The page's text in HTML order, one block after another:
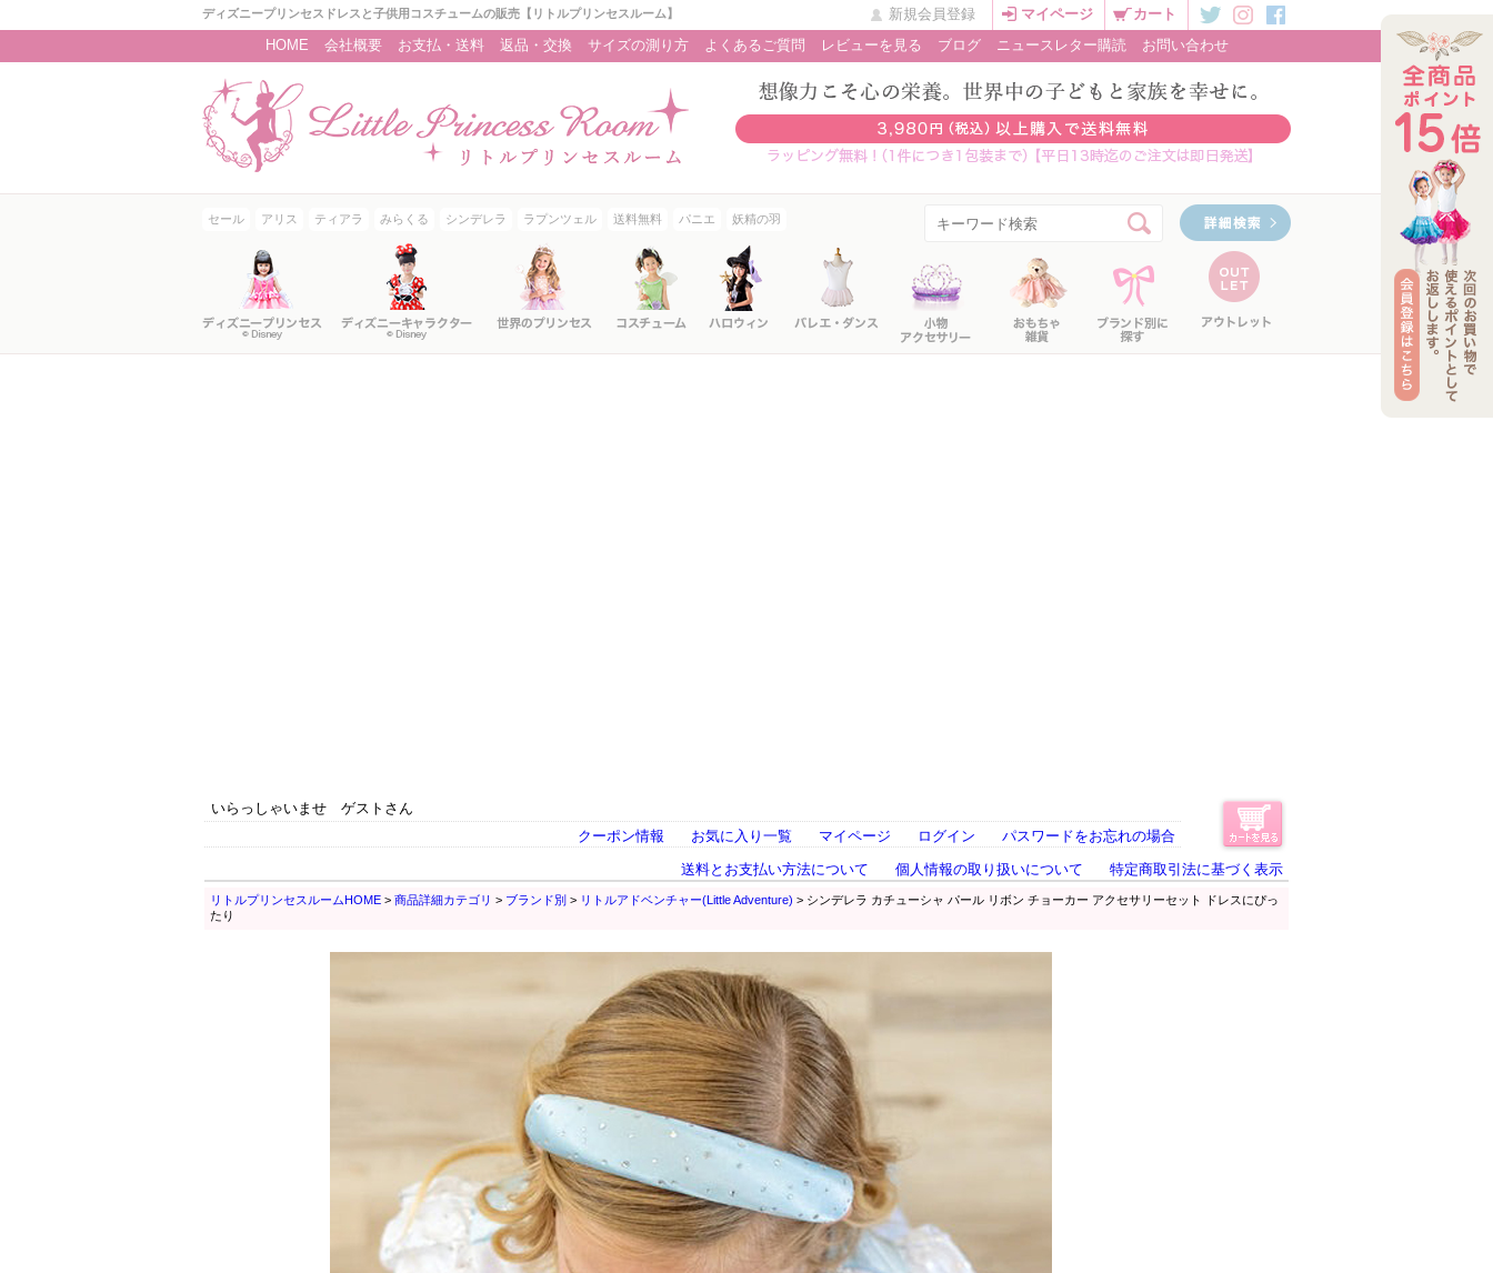
ディズニープリンセスドレスと子供用コスチュームの販売【リトルプリンセスルーム】 新規会員登録 マイページ
カート
HOME
会社概要 お支払・送料 返品・交換 サイズの測り方 よくあるご質問 レビューを見る ブログ ニュースレター購読 お問い合わせ
セール アリス ティアラ みらくる シンデレラ ラプンツェル 送料無料 パニエ 妖精の羽
いらっしゃいませ ゲストさん
クーポン情報
お気に入り一覧 マイページ ログイン
パスワードをお忘れの場合
送料とお支払い方法について
個人情報の取り扱いについて 特定商取引法に基づく表示
リトルプリンセスルームHOME > 商品詳細カテゴリ > ブランド別 > リトルアドベンチャー(Little Adventure) > シンデレラ カチューシャ パール リボン チョーカー アクセサリーセット ドレスにぴっ
たり